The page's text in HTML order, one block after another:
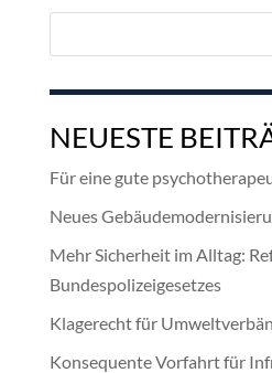
Suchen
NEUESTE
Für eine gute
Neues
Mehr Sicherheit im Alltag:
Bundespolizeigesetzes
Klagerecht für
Konsequente Vorfahrt für